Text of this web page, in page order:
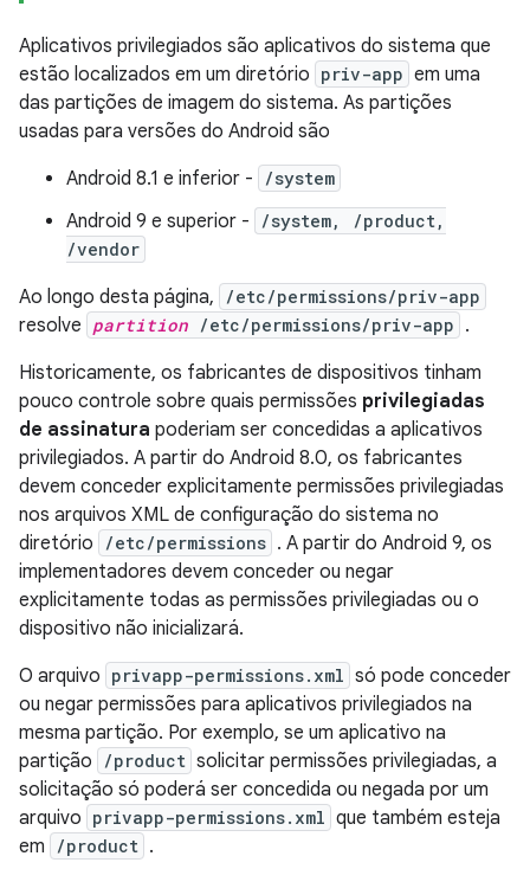
Aplicativos privilegiados são aplicativos do sistema que
estão localizados em um diretório priv-app em uma
das partições de imagem do sistema. As partições
usadas para versões do Android são
Android 8.1 e inferior -
/system
Android 9 e superior -
/system, /product,
/vendor
Ao longo desta página, /etc/permissions/priv-app
resolve partition /etc/permissions/priv-app .
Historicamente, os fabricantes de dispositivos tinham
pouco controle sobre quais permissões privilegiadas
de assinatura poderiam ser concedidas a aplicativos
privilegiados. A partir do Android 8.0, os fabricantes
devem conceder explicitamente permissões privilegiadas
nos arquivos XML de configuração do sistema no
diretório
/etc/permissions . A partir do Android 9, os
implementadores devem conceder ou negar
explicitamente todas as permissões privilegiadas ou o
dispositivo não inicializará.
O arquivo privapp-permissions.xml só pode conceder
ou negar permissões para aplicativos privilegiados na
mesma partição. Por exemplo, se um aplicativo na
partição
/product solicitar permissões privilegiadas, a
solicitação só poderá ser concedida ou negada por um
arquivo privapp-permissions.xml que também esteja
em
/product .